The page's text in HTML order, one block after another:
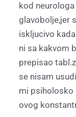
kod
glavobolje,jer
iskljucivo
ni sa kakvom
prepisao
se nisam
mi psiholosko
ovog